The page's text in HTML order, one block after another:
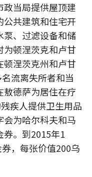
当局提供屋顶建
共建筑和住宅开
泵、过滤设备和储
为顿涅茨克和卢甘
顿涅茨克州和卢甘
流离失所者和当
敖德萨为居住在疗
疾人提供卫生用品
为哈尔科夫和马
券。到2015年1
，每张价值200乌